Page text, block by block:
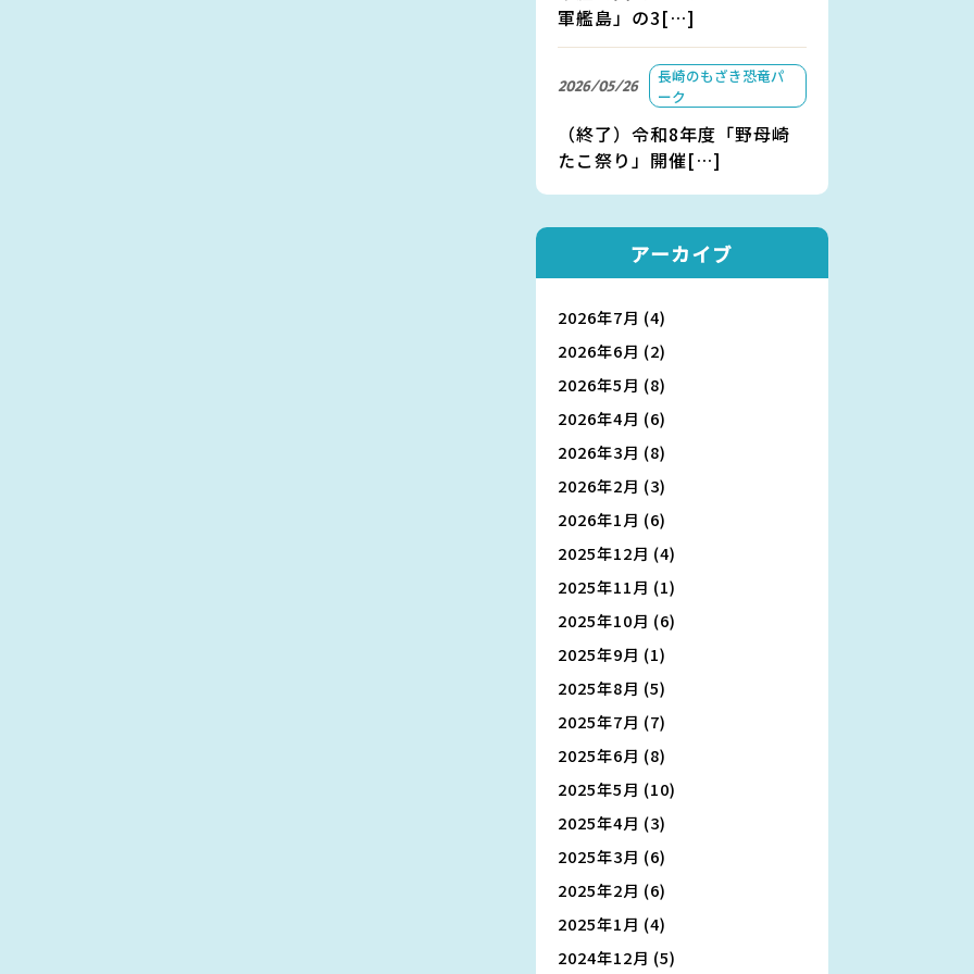
軍艦島」の3[…]
2026/05/26
長崎のもざき恐竜パ
ーク
（終了）令和8年度「野母崎
たこ祭り」開催[…]
アーカイブ
2026年7月 (4)
2026年6月 (2)
2026年5月 (8)
2026年4月 (6)
2026年3月 (8)
2026年2月 (3)
2026年1月 (6)
2025年12月 (4)
2025年11月 (1)
2025年10月 (6)
2025年9月 (1)
2025年8月 (5)
2025年7月 (7)
2025年6月 (8)
2025年5月 (10)
2025年4月 (3)
2025年3月 (6)
2025年2月 (6)
2025年1月 (4)
2024年12月 (5)